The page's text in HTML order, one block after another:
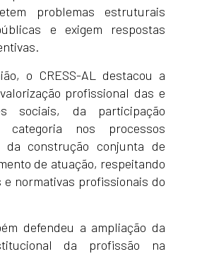
problemas estruturais
e exigem respostas
o CRESS-AL destacou a
profissional das e
sociais, da participação
categoria nos processos
da construção conjunta de
de atuação, respeitando
e normativas profissionais do
defendeu a ampliação da
da profissão na